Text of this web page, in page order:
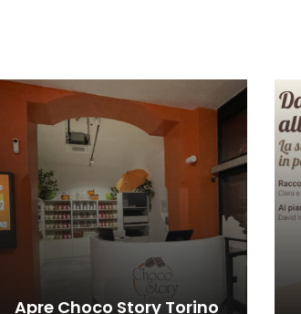
Apre Choco Story Torino